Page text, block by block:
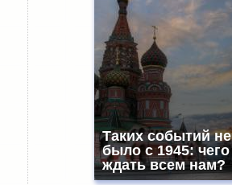
Таких событий не
было с 1945: чего
ждать всем нам?